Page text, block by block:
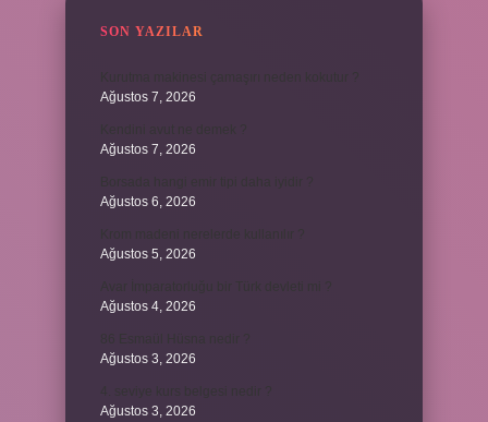
SON YAZILAR
Ağustos 7, 2026
Ağustos 7, 2026
Ağustos 6, 2026
Ağustos 5, 2026
Ağustos 4, 2026
Ağustos 3, 2026
Ağustos 3, 2026